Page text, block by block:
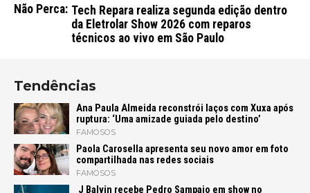
Não Perca: Tech Repara realiza segunda edição dentro
da Eletrolar Show 2026 com reparos
técnicos ao vivo em São Paulo
Tendências
Ana Paula Almeida reconstrói laços com Xuxa após
ruptura: ‘Uma amizade guiada pelo destino’
FAMOSOS
Paola Carosella apresenta seu novo amor em foto
compartilhada nas redes sociais
FAMOSOS
J Balvin recebe Pedro Sampaio em show no